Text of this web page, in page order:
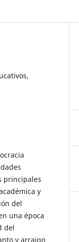
principales
y
del
una época
del
y arraigo